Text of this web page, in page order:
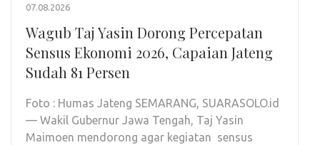
07.08.2026
Wagub Taj Yasin Dorong Percepatan
Sensus Ekonomi 2026, Capaian Jateng
Sudah 81 Persen
Foto : Humas Jateng SEMARANG, SUARASOLO.id
— Wakil Gubernur Jawa Tengah, Taj Yasin
Maimoen mendorong agar kegiatan sensus